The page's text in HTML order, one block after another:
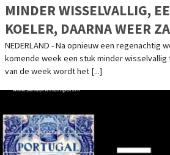
MINDER WISSELVALLIG,
KOELER, DAARNA WEER
NEDERLAND - Na opnieuw een regenachtig
komende week een stuk minder
van de week wordt het [...]